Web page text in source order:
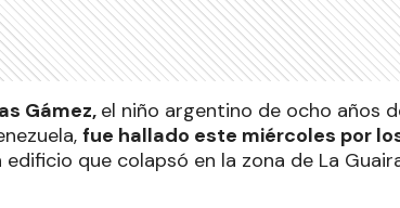
Gámez, el niño argentino de ocho años
fue hallado este miércoles por
que colapsó en la zona de La